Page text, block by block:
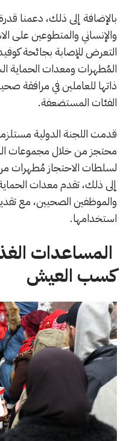
بالإضافة إلى ذلك، دعمنا
والإنساني والمتطوعين على
المُطهرات ومعدات الحماية
ذاتها للعاملين في مرافقة
الفئات المستضعفة.
محتجز من خلال مجموعات
لسلطات الاحتجاز مُطهرات
إلى ذلك، تقدم معدات
والموظفين الصحيين، مع
استخدامها.
المساعدات
كسب العيش